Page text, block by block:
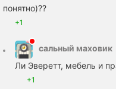
понятно)??
+1
сальный маховик
Ли Эверетт, мебель и
+1